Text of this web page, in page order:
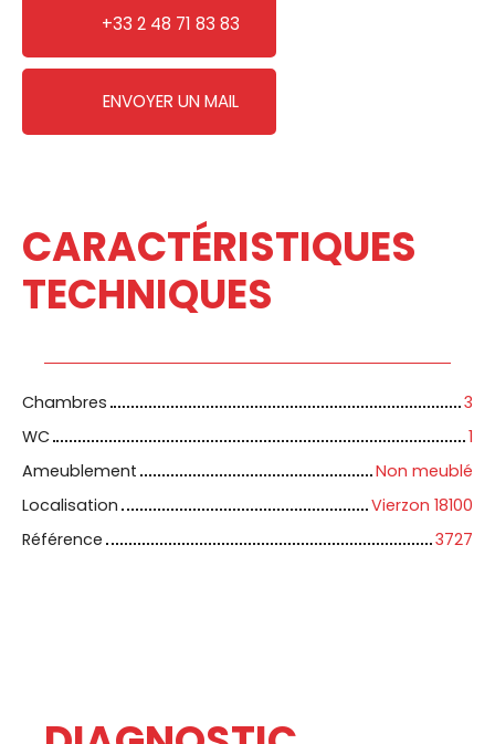
+33 2 48 71 83 83
ENVOYER UN MAIL
CARACTÉRISTIQUES
TECHNIQUES
Chambres
3
WC
1
Ameublement
Non meublé
Localisation
Vierzon 18100
Référence
3727